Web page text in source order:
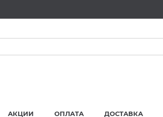
АКЦИИ ОПЛАТА ДОСТАВКА